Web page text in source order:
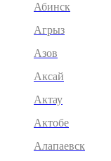
Абинск
Агрыз
Азов
Аксай
Актау
Актобе
Алапаевск